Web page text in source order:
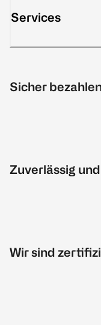
Services
Sicher
Zuverlässig
Wir sind